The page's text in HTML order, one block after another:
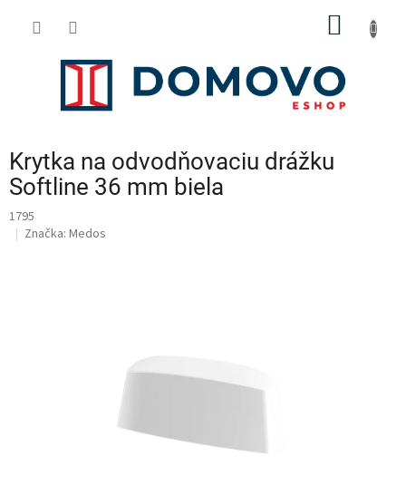
Krytka na odvodňovaciu drážku
Softline 36 mm biela
1795
Značka: Medos